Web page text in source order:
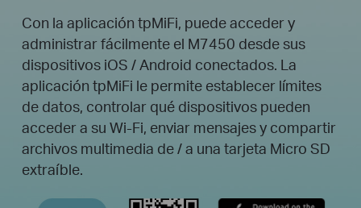
Con la aplicación tpMiFi, puede acceder y
administrar fácilmente el M7450 desde sus
dispositivos iOS / Android conectados. La
aplicación tpMiFi le permite establecer límites
de datos, controlar qué dispositivos pueden
acceder a su Wi-Fi, enviar mensajes y compartir
archivos multimedia de / a una tarjeta Micro SD
extraíble.